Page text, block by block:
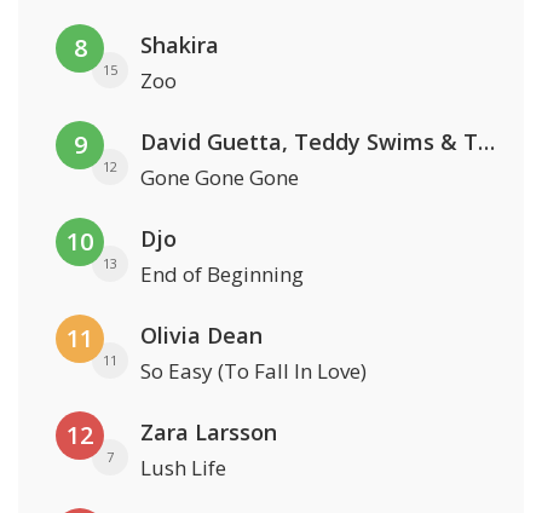
8
15
Shakira
Zoo
9
12
David Guetta, Teddy Swims & Tones And I
Gone Gone Gone
10
13
Djo
End of Beginning
11
11
Olivia Dean
So Easy (To Fall In Love)
12
7
Zara Larsson
Lush Life